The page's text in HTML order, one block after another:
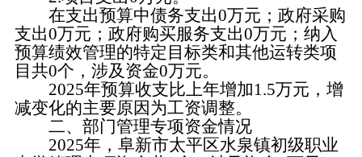
在支出预算中债务支出0万元；政府采购
支出0万元；政府购买服务支出0万元；纳入
预算绩效管理的特定目标类和其他运转类项
目共0个，涉及资金0万元。
2025年预算收支比上年增加1.5万元，增
减变化的主要原因为工资调整。
二、部门管理专项资金情况
2025年，阜新市太平区水泉镇初级职业